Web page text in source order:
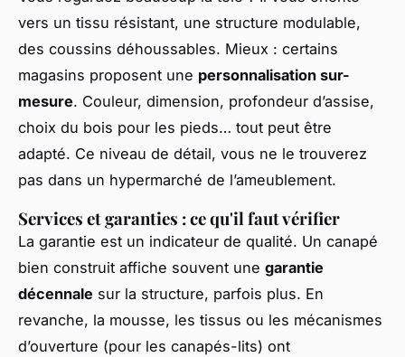
vers un tissu résistant, une structure modulable,
des coussins déhoussables. Mieux : certains
magasins proposent une personnalisation sur-
mesure. Couleur, dimension, profondeur d’assise,
choix du bois pour les pieds… tout peut être
adapté. Ce niveau de détail, vous ne le trouverez
pas dans un hypermarché de l’ameublement.
Services et garanties : ce qu'il faut vérifier
La garantie est un indicateur de qualité. Un canapé
bien construit affiche souvent une garantie
décennale sur la structure, parfois plus. En
revanche, la mousse, les tissus ou les mécanismes
d’ouverture (pour les canapés-lits) ont